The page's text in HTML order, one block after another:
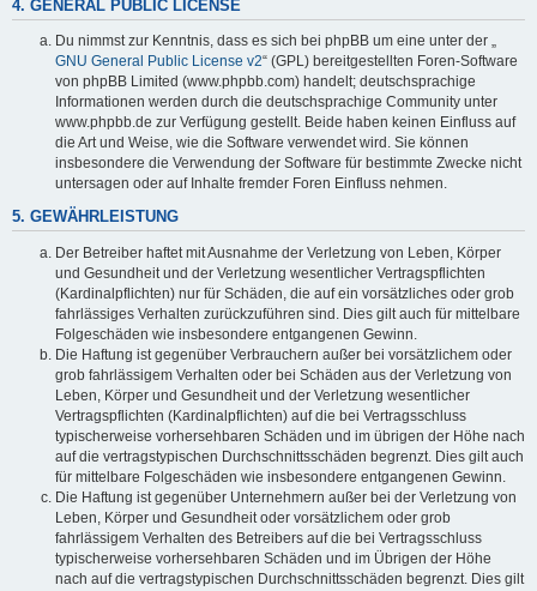
4. GENERAL PUBLIC LICENSE
Du nimmst zur Kenntnis, dass es sich bei phpBB um eine unter der „
GNU General Public License v2“ (GPL) bereitgestellten Foren-Software
von phpBB Limited (www.phpbb.com) handelt; deutschsprachige
Informationen werden durch die deutschsprachige Community unter
www.phpbb.de zur Verfügung gestellt. Beide haben keinen Einfluss auf
die Art und Weise, wie die Software verwendet wird. Sie können
insbesondere die Verwendung der Software für bestimmte Zwecke nicht
untersagen oder auf Inhalte fremder Foren Einfluss nehmen.
5. GEWÄHRLEISTUNG
Der Betreiber haftet mit Ausnahme der Verletzung von Leben, Körper
und Gesundheit und der Verletzung wesentlicher Vertragspflichten
(Kardinalpflichten) nur für Schäden, die auf ein vorsätzliches oder grob
fahrlässiges Verhalten zurückzuführen sind. Dies gilt auch für mittelbare
Folgeschäden wie insbesondere entgangenen Gewinn.
Die Haftung ist gegenüber Verbrauchern außer bei vorsätzlichem oder
grob fahrlässigem Verhalten oder bei Schäden aus der Verletzung von
Leben, Körper und Gesundheit und der Verletzung wesentlicher
Vertragspflichten (Kardinalpflichten) auf die bei Vertragsschluss
typischerweise vorhersehbaren Schäden und im übrigen der Höhe nach
auf die vertragstypischen Durchschnittsschäden begrenzt. Dies gilt auch
für mittelbare Folgeschäden wie insbesondere entgangenen Gewinn.
Die Haftung ist gegenüber Unternehmern außer bei der Verletzung von
Leben, Körper und Gesundheit oder vorsätzlichem oder grob
fahrlässigem Verhalten des Betreibers auf die bei Vertragsschluss
typischerweise vorhersehbaren Schäden und im Übrigen der Höhe
nach auf die vertragstypischen Durchschnittsschäden begrenzt. Dies gilt